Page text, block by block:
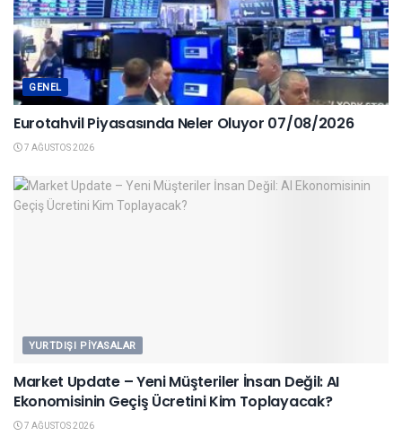
GENEL
Eurotahvil Piyasasında Neler Oluyor 07/08/2026
7 AĞUSTOS 2026
YURTDIŞI PIYASALAR
Market Update – Yeni Müşteriler İnsan Değil: AI
Ekonomisinin Geçiş Ücretini Kim Toplayacak?
7 AĞUSTOS 2026